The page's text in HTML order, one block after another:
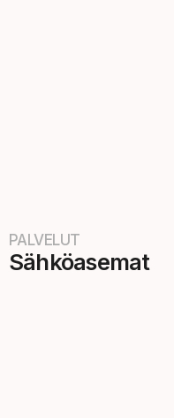
PALVELUT
Sähköasemat